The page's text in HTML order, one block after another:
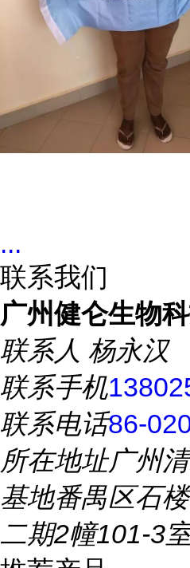
...
联系我们
广州健仑生物
联系人 杨永汉
联系手机
联系电话86-
所在地址广州
基地番禺区石
二期2幢101-3